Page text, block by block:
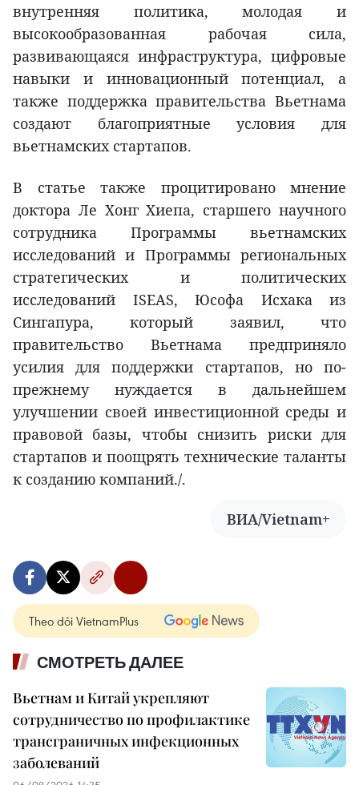
внутренняя политика, молодая и
высокообразованная рабочая сила,
развивающаяся инфраструктура, цифровые
навыки и инновационный потенциал, а
также поддержка правительства Вьетнама
создают благоприятные условия для
вьетнамских стартапов.
В статье также процитировано мнение
доктора Ле Хонг Хиепа, старшего научного
сотрудника Программы вьетнамских
исследований и Программы региональных
стратегических и политических
исследований ISEAS, Юсофа Исхака из
Сингапура, который заявил, что
правительство Вьетнама предприняло
усилия для поддержки стартапов, но по-
прежнему нуждается в дальнейшем
улучшении своей инвестиционной среды и
правовой базы, чтобы снизить риски для
стартапов и поощрять технические таланты
к созданию компаний./.
ВИА/Vietnam+
Theo dõi VietnamPlus
СМОТРЕТЬ ДАЛЕЕ
Вьетнам и Китай укрепляют
сотрудничество по профилактике
трансграничных инфекционных
заболеваний